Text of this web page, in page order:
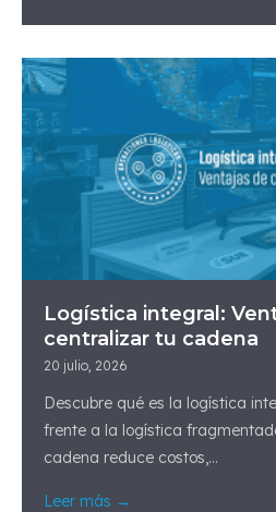
Logística integral:
centralizar tu cadena
20 julio, 2026
Descubre qué es la logística
frente a la logística
cadena reduce costos,...
Leer más →